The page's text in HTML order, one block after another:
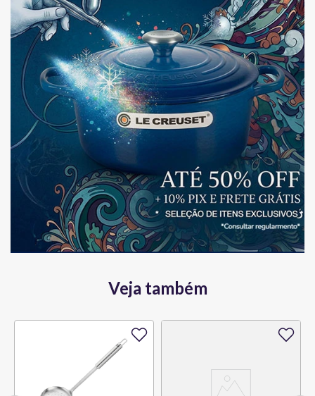
Veja também